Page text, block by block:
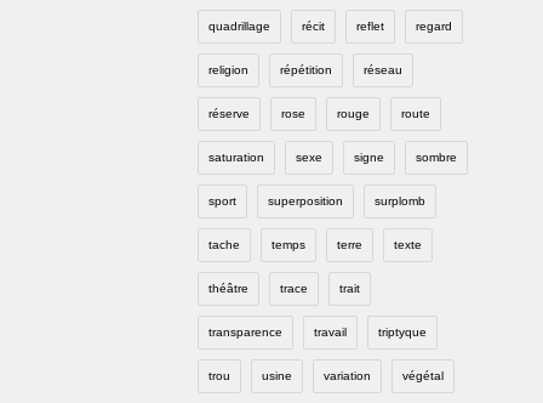
quadrillage récit reflet regard
religion répétition réseau
réserve rose rouge route
saturation sexe signe sombre
sport superposition surplomb
tache temps terre texte
théâtre trace trait
transparence travail triptyque
trou usine variation végétal